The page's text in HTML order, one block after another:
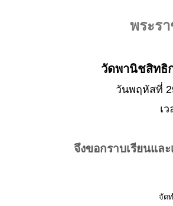
พระร
วัดพานิชสิทธิ
วันพฤหัสที่
เ
จึงขอกราบเรียนแล
จัด